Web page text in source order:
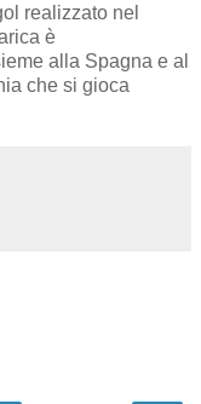
realizzato nel
è
alla Spagna e al
che si gioca